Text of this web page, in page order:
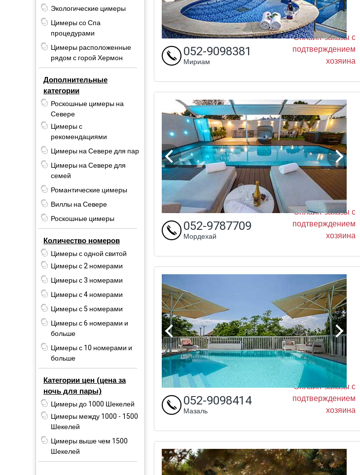
Экологические цимеры
Цимеры со Спа
процедурами
Цимеры расположенные
рядом с горой Хермон
Дополнительные
категории
Роскошные цимеры на
Севере
Цимеры с
рекомендациями
Цимеры на Севере для пар
Цимеры на Севере для
семей
Романтические цимеры
Виллы на Севере
Роскошные цимеры
Количество номеров
Цимеры с одной свитой
Цимеры с 2 номерами
Цимеры с 3 номерами
Цимеры с 4 номерами
Цимеры с 5 номерами
Цимеры с 6 номерами и
больше
Цимеры с 10 номерами и
больше
Категории цен (цена за
ночь для пары)
Цимеры до 1000 Шекелей
Цимеры между 1000 - 1500
Шекелей
Цимеры выше чем 1500
Шекелей
Онлайн-заказы с
подтверждением
хозяина
052-9098381
Мириам
Онлайн-заказы с
подтверждением
хозяина
052-9787709
Мордехай
Онлайн-заказы с
подтверждением
хозяина
052-9098414
Мазаль